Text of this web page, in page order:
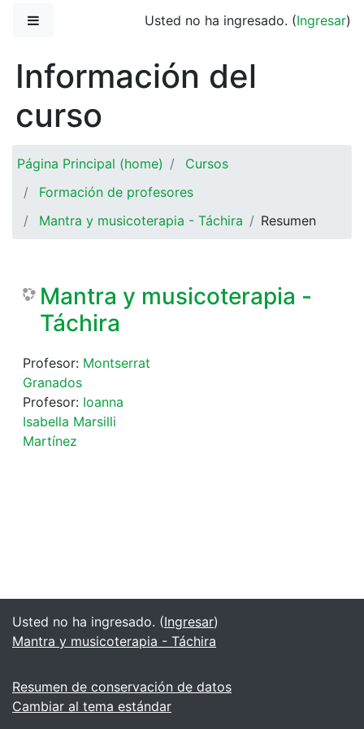
Usted no ha ingresado. (Ingresar)
Información del
curso
Página Principal (home)
Cursos
Formación de profesores
Mantra y musicoterapia - Táchira
Resumen
Mantra y musicoterapia -
Táchira
Profesor: Montserrat
Granados
Profesor: Ioanna
Isabella Marsilli
Martínez
Usted no ha ingresado. (Ingresar)
Mantra y musicoterapia - Táchira
Resumen de conservación de datos
Cambiar al tema estándar